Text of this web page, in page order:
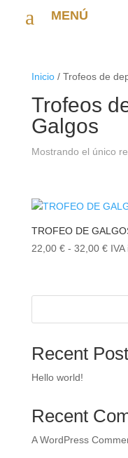
a MENÚ
Inicio/ Trofeos de
Trofeos
Galgos
Mostrando el único
TROFEO DE
22,00 € - 32,00 €
Recent
Hello world!
Recent
A WordPress